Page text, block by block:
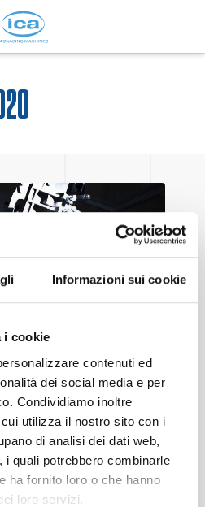
Informazioni sui cookie
i cookie
contenuti ed
dei social media e per
Condividiamo inoltre
utilizza il nostro sito con i
di analisi dei dati web,
i quali potrebbero combinarle
ha fornito loro o che hanno
loro servizi.
IN
MODIFICATA
ultimi anni verso
per molti